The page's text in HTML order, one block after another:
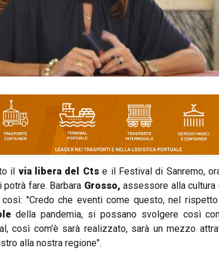
a
y
V
d
e
o
il via libera del Ctse il Festival di Sanremo,
fare. Barbara Grosso,assessore alla cultura
così: "Credo che eventi come questo, nel
della pandemia, si possano svolgere così
così com'è sarà realizzato, sarà un mezzo
alla nostra regione".